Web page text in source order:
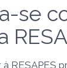
se
à RESAPES